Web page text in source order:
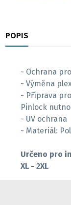
POPIS
- Ochrana
- Výměna
- Příprava
Pinlock
- UV ochrana
- Materiál:
Určeno pro
XL - 2XL